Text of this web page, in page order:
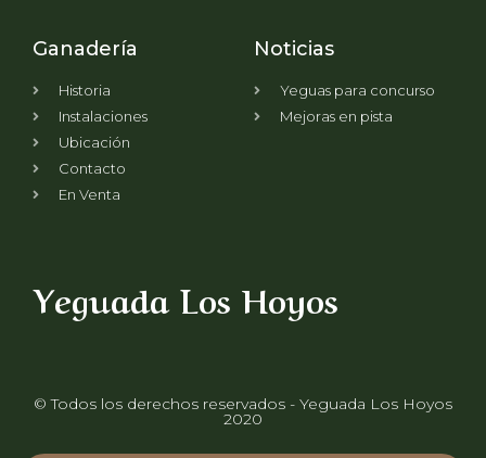
Ganadería
Historia
Instalaciones
Ubicación
Contacto
En Venta
Noticias
Yeguas para concurso
Mejoras en pista
Yeguada Los Hoyos
© Todos los derechos reservados - Yeguada Los Hoyos
2020